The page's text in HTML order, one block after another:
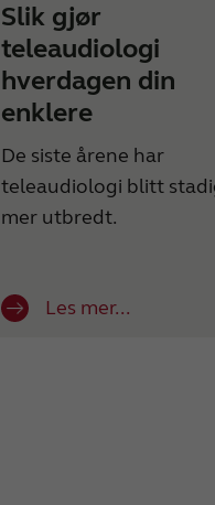
Slik gjør
teleaudiologi
hverdagen din
enklere
De siste årene har
teleaudiologi blitt
mer utbredt.
Les mer...